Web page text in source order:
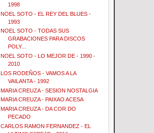
1998
NOEL SOTO - EL REY DEL BLUES -
1993
NOEL SOTO - TODAS SUS
GRABACIONES PARA DISCOS
POLY...
NOEL SOTO - LO MEJOR DE - 1990 -
2010
LOS RODEÑOS - VAMOS A LA
VAILANTA - 1992
MARIA CREUZA - SESION NOSTALGIA
MARIA CREUZA - PAIXAO ACESA
MARIA CREUZA - DA COR DO
PECADO
CARLOS RAMON FERNANDEZ - EL